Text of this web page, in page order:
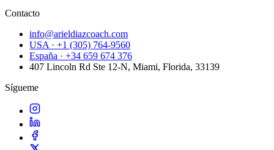
Contacto
info@arieldiazcoach.com
USA · +1 (305) 764-9560
España · +34 659 674 376
407 Lincoln Rd Ste 12-N, Miami, Florida, 33139
Sígueme